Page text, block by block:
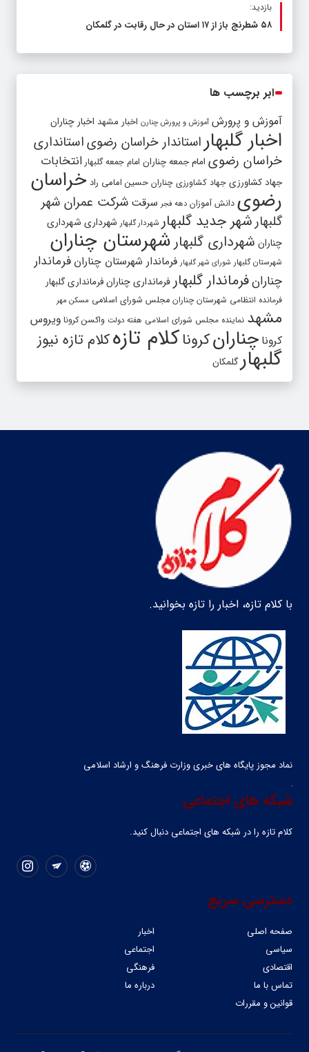
بازدید:
۵۸ شطرنج‌ باز از ۱۷ استان در حال رقابت در گلمکان
ابر برچسب ها
آموزش و پرورش آموزش و پرورش چنارن اخبار مشهد اخبار چناران
اخبار گلبهار استاندار خراسان رضویاستانداری
خراسان رضوی امام جمعه چناران امام جمعه گلبهار انتخابات
جهاد کشاورزی جهاد کشاورزی چناران حسین امامی راد خراسان
رضوی دانش آموزان دهه فجر سرقت شرکت عمران شهر
گلبهارشهر جدید گلبهار شهردار گلبهار شهرداری شهرداری
چناران شهرداری گلبهارشهرستان چناران
شهرستان گلبهار شورای شهر گلبهار فرماندار شهرستان چناران فرماندار
چنارانفرماندار گلبهار فرمانداری چنارانفرمانداری گلبهار
فرمانده انتظامی شهرستان چناران مجلس شورای اسلامی مسکن مهر
مشهد نماینده مجلس شورای اسلامی هفته دولت واکسن کرونا ویروس
کرونا چنارانکروناکلام تازهکلام تازه نیوز
گلبهارگلمکان
با کلام تازه، اخبار را تازه بخوانید.
نماد مجوز پایگاه های خبری وزارت فرهنگ و ارشاد اسلامی
شبکه های اجتماعی
کلام تازه را در شبکه ‌های اجتماعی دنبال کنید.
دسترسی سریع
صفحه اصلی
اخبار
سیاسی
اجتماعی
اقتصادی
فرهنگی
تماس با ما
درباره ما
قوانین و مقررات